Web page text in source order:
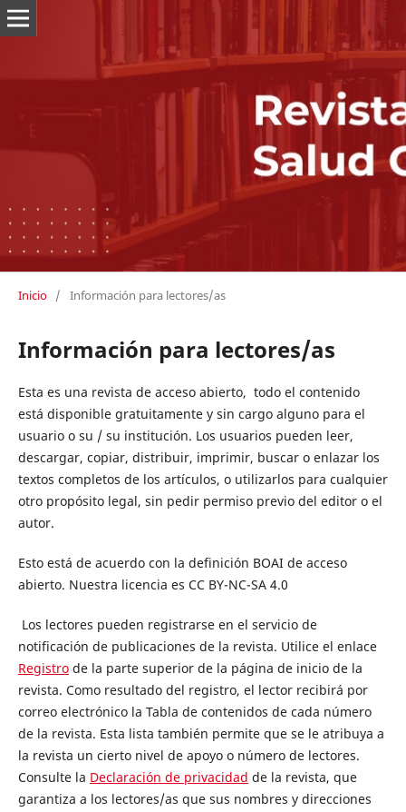
Inicio / Información para lectores/as
Información para lectores/as
Esta es una revista de acceso abierto, todo el contenido
está disponible gratuitamente y sin cargo alguno para el
usuario o su / su institución. Los usuarios pueden leer,
descargar, copiar, distribuir, imprimir, buscar o enlazar los
textos completos de los artículos, o utilizarlos para cualquier
otro propósito legal, sin pedir permiso previo del editor o el
autor.
Esto está de acuerdo con la definición BOAI de acceso
abierto. Nuestra licencia es CC BY-NC-SA 4.0
Los lectores pueden registrarse en el servicio de
notificación de publicaciones de la revista. Utilice el enlace
Registrode la parte superior de la página de inicio de la
revista. Como resultado del registro, el lector recibirá por
correo electrónico la Tabla de contenidos de cada número
de la revista. Esta lista también permite que se le atribuya a
la revista un cierto nivel de apoyo o número de lectores.
Consulte la Declaración de privacidad de la revista, que
garantiza a los lectores/as que sus nombres y direcciones